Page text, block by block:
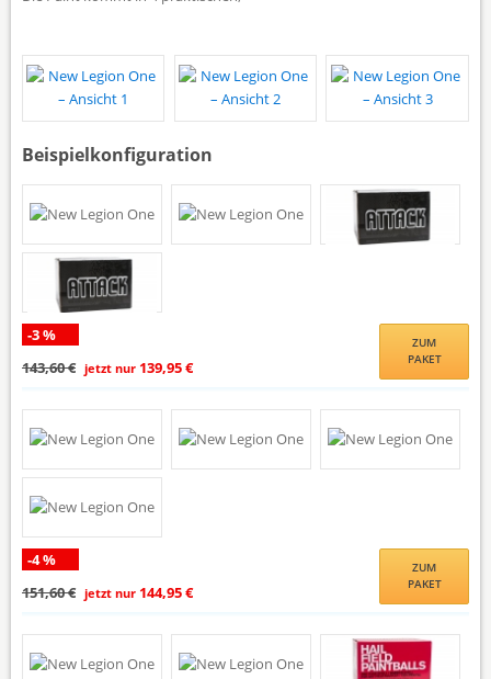
Beispielkonfiguration
-3 %
143,60 € jetzt nur 139,95 €
ZUM
PAKET
-4 %
151,60 € jetzt nur 144,95 €
ZUM
PAKET